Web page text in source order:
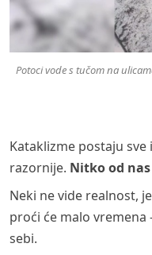
Potoci vode s tučom na
Kataklizme postaju
razornije. Nitko od
Neki ne vide realnost,
proći će malo
sebi.